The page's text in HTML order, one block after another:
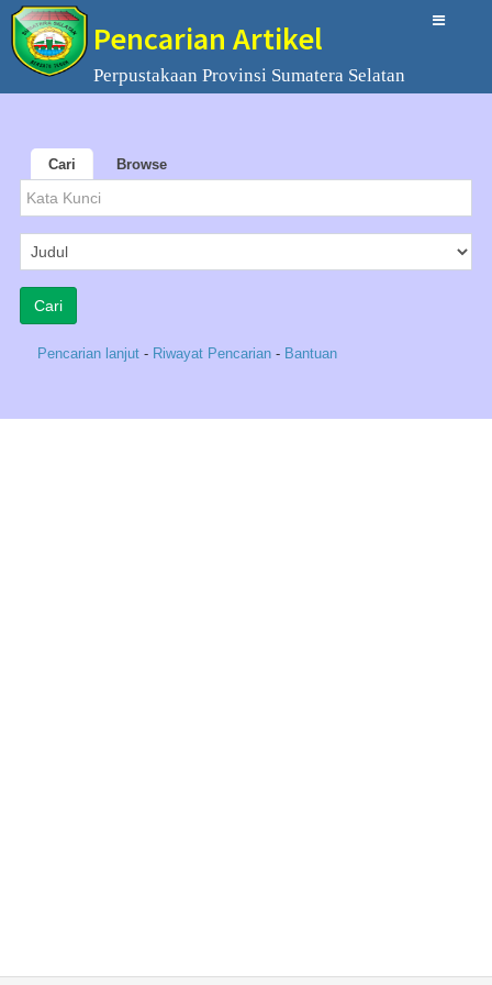
Pencarian Artikel
Perpustakaan Provinsi Sumatera Selatan
Cari Browse
Pencarian lanjut - Riwayat Pencarian - Bantuan